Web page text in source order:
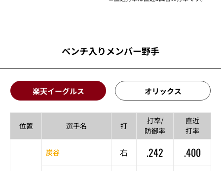
ベンチ入りメンバー野手
楽天イーグルス オリックス
位置 選手名 打
打率/
防御率
直近
打率
炭谷 右 .242 .400